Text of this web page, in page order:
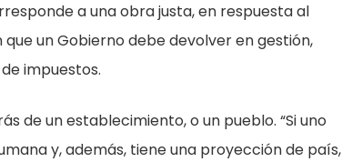
a una obra justa, en respuesta al
un Gobierno debe devolver en gestión,
impuestos.
de un establecimiento, o un pueblo. “Si uno
y, además, tiene una proyección de país,